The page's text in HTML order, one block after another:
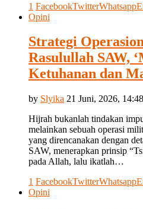
1 FacebookTwitterWhatsapp
Opini
Strategi
Rasulullah SAW,
Ketuhanan dan
by Slyika 21 Juni, 2026, 14:48
Hijrah bukanlah tindakan
melainkan sebuah operasi
yang direncanakan dengan
SAW, menerapkan prinsip
pada Allah, lalu ikatlah…
1 FacebookTwitterWhatsapp
Opini